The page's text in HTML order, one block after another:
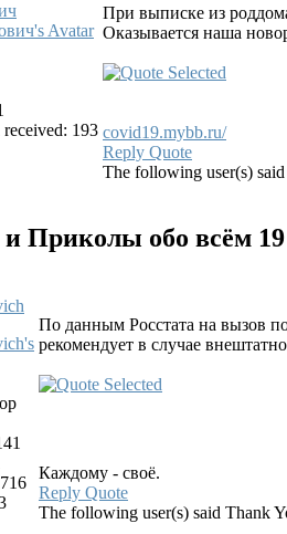
193
При выписке из
Оказывается наша
covid19.mybb.ru/
Reply Quote
The following user(s)
Приколы обо всём
По данным Росстата на вызов
рекомендует в случае
Каждому - своё.
Reply Quote
The following user(s) said Thank